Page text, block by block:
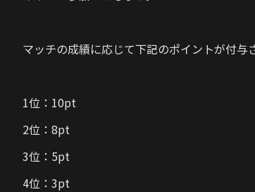
マッチの成績に応じて下記のポイントが付与
1位：10pt
2位：8pt
3位：5pt
4位：3pt